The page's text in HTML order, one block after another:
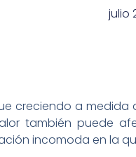
julio
creciendo a
también puede
incomoda en la